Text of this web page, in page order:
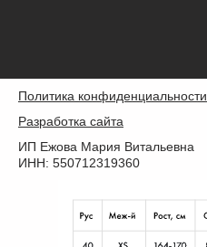
Политика конфиденциальности
Разработка сайта
ИП Ежова Мария Витальевна
ИНН: 550712319360